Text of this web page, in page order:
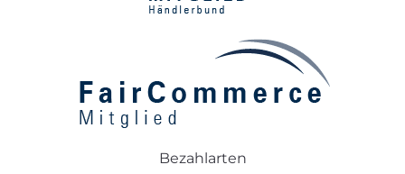
Bezahlarten